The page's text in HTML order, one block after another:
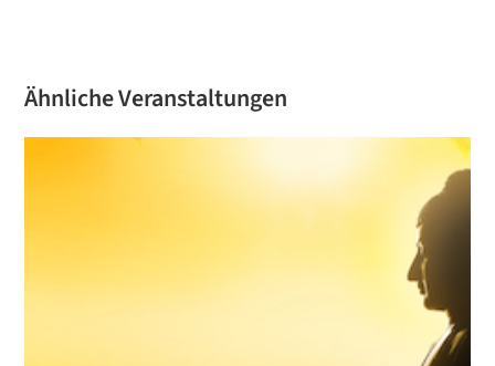
Ähnliche Veranstaltungen